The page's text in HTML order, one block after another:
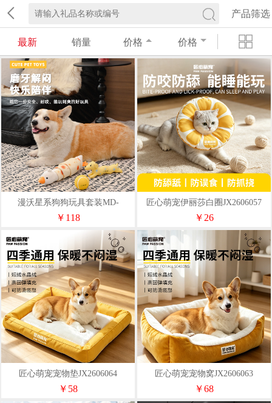
产品筛选
最新 销量 价格 价格
漫沃星系狗狗玩具套装MD-
WX705
￥118
匠心萌宠伊丽莎白圈JX2606057
￥26
匠心萌宠宠物垫JX2606064
￥58
匠心萌宠宠物窝JX2606063
￥68